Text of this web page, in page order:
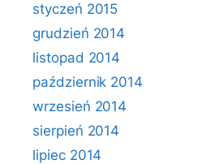
styczeń 2015
grudzień 2014
listopad 2014
październik 2014
wrzesień 2014
sierpień 2014
lipiec 2014